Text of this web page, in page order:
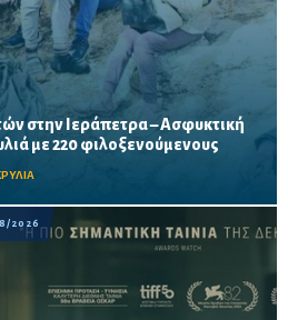
στην Ιεράπετρα – Ασφυκτική
με 220 φιλοξενούμενους
από 24 ώρες αυξάνουν την πίεση
ενώ ακόμη 40 άτομα διασώθηκαν
2026